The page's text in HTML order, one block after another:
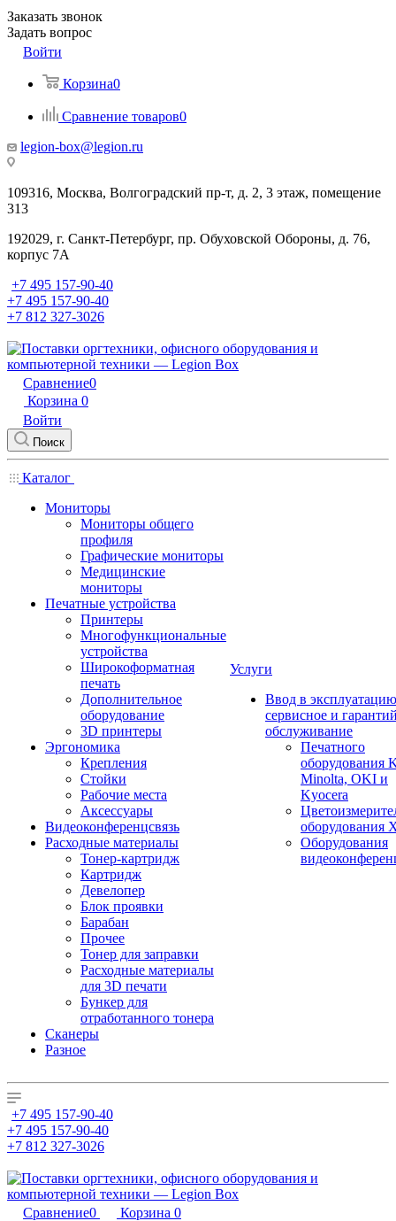
Заказать звонок
Задать вопрос
Войти
Корзина0
Сравнение товаров0
legion-box@legion.ru
109316, Москва, Волгоградский пр-т, д. 2, 3 этаж, помещение
313
192029, г. Санкт-Петербург, пр. Обуховской Обороны, д. 76,
корпус 7А
+7 495 157-90-40
+7 495 157-90-40
+7 812 327-3026
Сравнение0
Корзина 0
Войти
Поиск
Каталог
Мониторы
Мониторы общего
профиля
Графические мониторы
Медицинские
мониторы
Печатные устройства
Принтеры
Многофункциональные
устройства
Широкоформатная
печать
Дополнительное
оборудование
3D принтеры
Эргономика
Крепления
Стойки
Рабочие места
Аксессуары
Видеоконференцсвязь
Расходные материалы
Тонер-картридж
Картридж
Девелопер
Блок проявки
Барабан
Прочее
Тонер для заправки
Расходные материалы
для 3D печати
Бункер для
отработанного тонера
Сканеры
Разное
Услуги
Ввод в
сервисное и
обслуживание
Печатного
оборудования
Minolta, OKI и
Kyocera
оборудования
Оборудования
+7 495 157-90-40
+7 495 157-90-40
+7 812 327-3026
Сравнение0 Корзина 0